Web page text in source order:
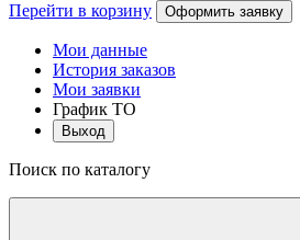
Перейти в корзину
Оформить заявку
Мои данные
История заказов
Мои заявки
График ТО
Выход
Поиск по каталогу